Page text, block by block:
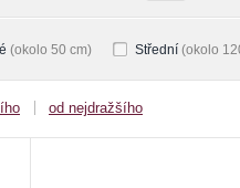
(okolo 50 cm) Střední (okolo
od nejdražšího